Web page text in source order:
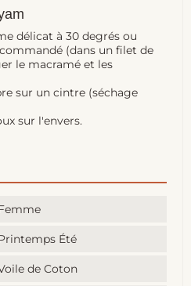
délicat à 30 degrés ou
(dans un filet de
le macramé et les
sur un cintre (séchage
sur l'envers.
Été
de Coton